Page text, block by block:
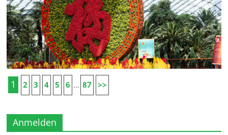
1 2 3 4 5 6 ... 87 >>
Anmelden